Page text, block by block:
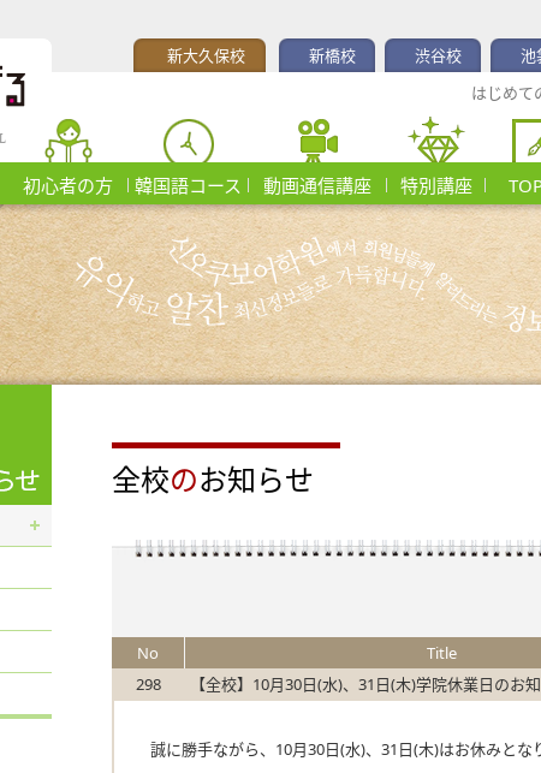
新大久保校 新橋校 渋谷校 池
はじめて
初心者の方 韓国語コース 動画通信講座 特別講座
全校のお知らせ
No Title
298
【全校】10月30日(水)、31日(木)学院休業日のお
誠に勝手ながら、10月30日(水)、31日(木)はお休みとな